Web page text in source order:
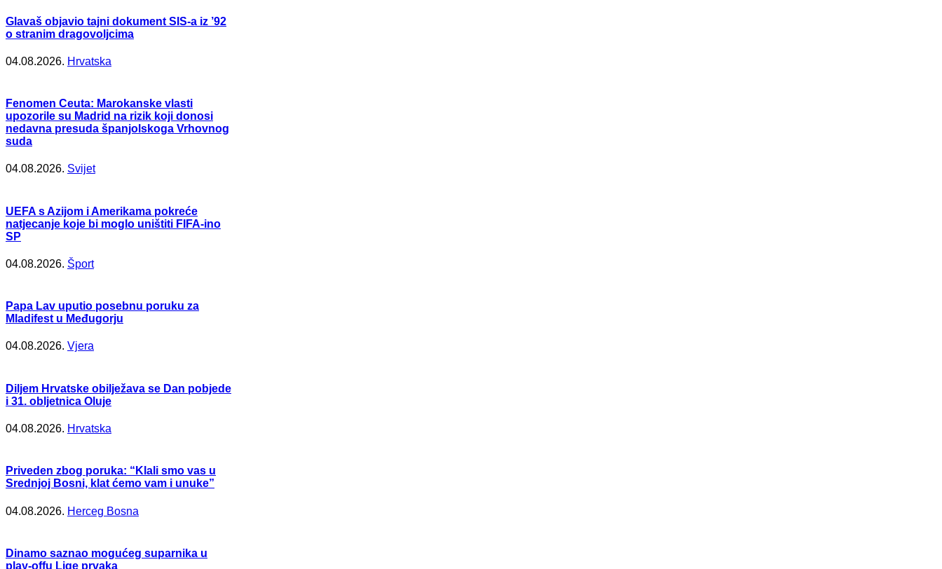
Glavaš objavio tajni dokument SIS-a iz ’92
o stranim dragovoljcima
04.08.2026. Hrvatska
Fenomen Ceuta: Marokanske vlasti
upozorile su Madrid na rizik koji donosi
nedavna presuda španjolskoga Vrhovnog
suda
04.08.2026. Svijet
UEFA s Azijom i Amerikama pokreće
natjecanje koje bi moglo uništiti FIFA-ino
SP
04.08.2026. Šport
Papa Lav uputio posebnu poruku za
Mladifest u Međugorju
04.08.2026. Vjera
Diljem Hrvatske obilježava se Dan pobjede
i 31. obljetnica Oluje
04.08.2026. Hrvatska
Priveden zbog poruka: “Klali smo vas u
Srednjoj Bosni, klat ćemo vam i unuke”
04.08.2026. Herceg Bosna
Dinamo saznao mogućeg suparnika u
play-offu Lige prvaka